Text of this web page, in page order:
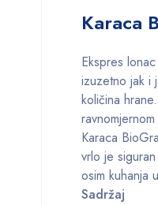
Karaca
Ekspres
izuzetno jak i
količina
Karaca
vrlo je
osim kuhanja
Sadržaj